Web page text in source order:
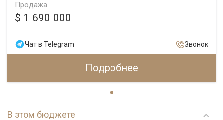
Продажа
$ 1 690 000
Чат в Telegram Звонок
Подробнее
В этом бюджете